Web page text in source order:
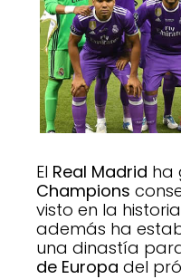
El Real Madrid ha
Champions
visto en la
además ha
una dinastía
de Europa del